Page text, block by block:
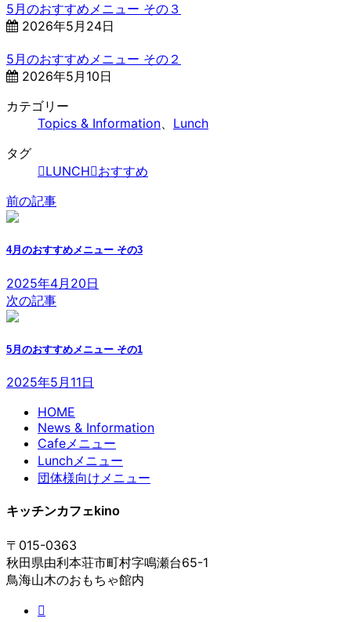
5月のおすすめメニュー その３
2026年5月24日
5月のおすすめメニュー その２
2026年5月10日
カテゴリー
Topics & Information、 Lunch
タグ
LUNCH おすすめ
前の記事
4月のおすすめメニュー その3
2025年4月20日
次の記事
5月のおすすめメニュー その1
2025年5月11日
HOME
News & Information
Cafeメニュー
Lunchメニュー
団体様向けメニュー
キッチンカフェkino
〒015-0363
秋田県由利本荘市町村字鳴瀬台65-1
鳥海山木のおもちゃ館内